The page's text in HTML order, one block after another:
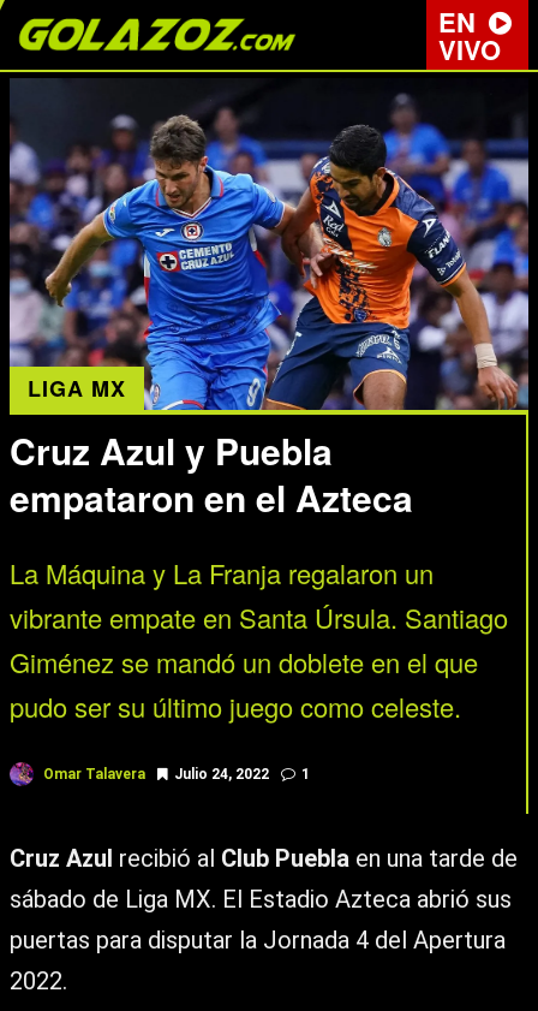
EN
VIVO
LIGA MX
Cruz Azul y Puebla
empataron en el Azteca
La Máquina y La Franja regalaron un
vibrante empate en Santa Úrsula. Santiago
Giménez se mandó un doblete en el que
pudo ser su último juego como celeste.
Omar Talavera Julio 24, 2022 1
Cruz Azul recibió al Club Puebla en una tarde de
sábado de Liga MX. El Estadio Azteca abrió sus
puertas para disputar la Jornada 4 del Apertura
2022.